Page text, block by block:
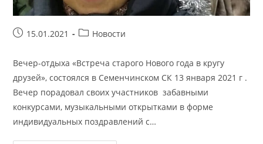
Запись15.01.2021
Рубрика
Новости
Вечер-отдыха «Встреча старого Нового года в кругу
друзей», состоялся в Семенчинском СК 13 января 2021 г .
Вечер порадовал своих участников забавными
конкурсами, музыкальными открытками в форме
индивидуальных поздравлений с…